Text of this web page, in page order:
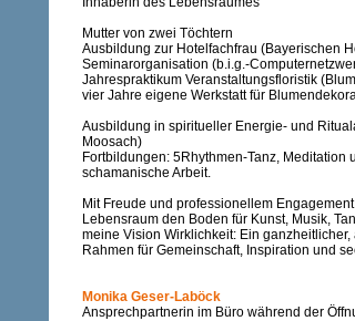
Mutter von zwei Töchtern
Ausbildung zur Hotelfachfrau (Bayerischen
Seminarorganisation (b.i.g.-
Jahrespraktikum Veranstaltungsfloristik
vier Jahre eigene Werkstatt für
Ausbildung in spiritueller Energie- und
Moosach)
Fortbildungen: 5Rhythmen-Tanz, Meditation
schamanische Arbeit.
Mit Freude und professionellem
Lebensraum den Boden für Kunst, Musik,
meine Vision Wirklichkeit: Ein ganzheitlicher,
Rahmen für Gemeinschaft, Inspiration und
Monika Geser-Laböck
Ansprechpartnerin im Büro während der